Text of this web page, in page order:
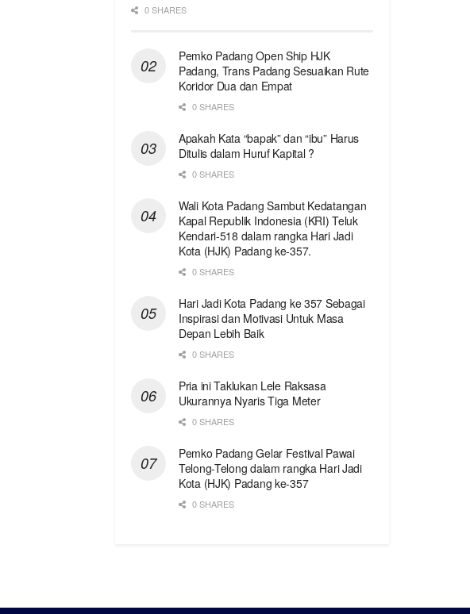
0 SHARES
Pemko Padang Open Ship HJK
Padang, Trans Padang Sesuaikan Rute
Koridor Dua dan Empat
0 SHARES
Apakah Kata “bapak” dan “ibu” Harus
Ditulis dalam Huruf Kapital ?
0 SHARES
Wali Kota Padang Sambut Kedatangan
Kapal Republik Indonesia (KRI) Teluk
Kendari-518 dalam rangka Hari Jadi
Kota (HJK) Padang ke-357.
0 SHARES
Hari Jadi Kota Padang ke 357 Sebagai
Inspirasi dan Motivasi Untuk Masa
Depan Lebih Baik
0 SHARES
Pria ini Taklukan Lele Raksasa
Ukurannya Nyaris Tiga Meter
0 SHARES
Pemko Padang Gelar Festival Pawai
Telong-Telong dalam rangka Hari Jadi
Kota (HJK) Padang ke-357
0 SHARES